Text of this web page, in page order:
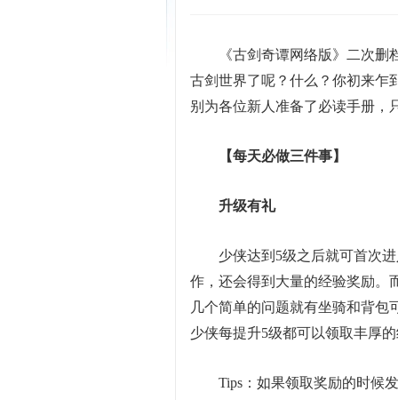
《古剑奇谭网络版》二次
古剑世界了呢？什么？你初来乍
别为各位新人准备了必读手册，
【每天必做三件事】
升级有礼
少侠达到5级之后就可首次
作，还会得到大量的经验奖励。
几个简单的问题就有坐骑和背包
少侠每提升5级都可以领取丰厚
Tips：如果领取奖励的时候